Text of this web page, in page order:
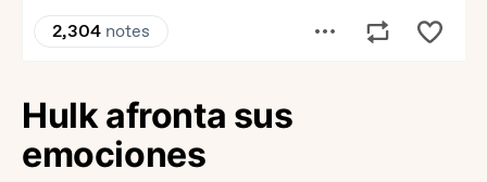
Hulk afronta sus
emociones